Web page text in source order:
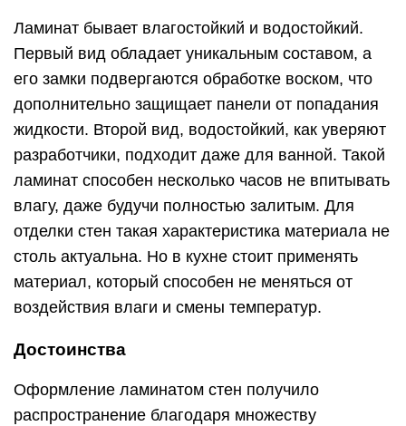
Ламинат бывает влагостойкий и водостойкий.
Первый вид обладает уникальным составом, а
его замки подвергаются обработке воском, что
дополнительно защищает панели от попадания
жидкости. Второй вид, водостойкий, как уверяют
разработчики, подходит даже для ванной. Такой
ламинат способен несколько часов не впитывать
влагу, даже будучи полностью залитым. Для
отделки стен такая характеристика материала не
столь актуальна. Но в кухне стоит применять
материал, который способен не меняться от
воздействия влаги и смены температур.
Достоинства
Оформление ламинатом стен получило
распространение благодаря множеству